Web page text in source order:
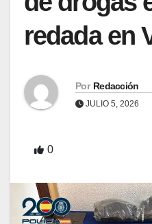
redada en
Por Redacción
JULIO 5, 2026
0